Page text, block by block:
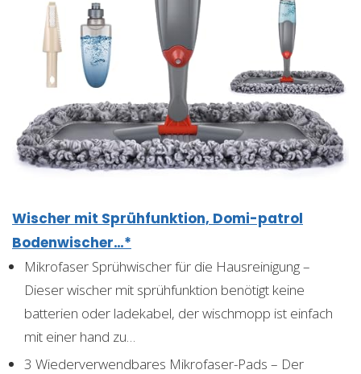
Wischer mit Sprühfunktion, Domi-patrol
Bodenwischer…*
Mikrofaser Sprühwischer für die Hausreinigung –
Dieser wischer mit sprühfunktion benötigt keine
batterien oder ladekabel, der wischmopp ist einfach
mit einer hand zu…
3 Wiederverwendbares Mikrofaser-Pads – Der